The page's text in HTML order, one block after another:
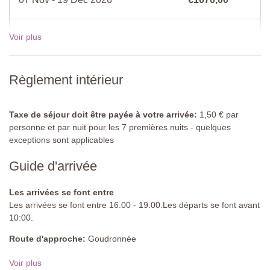
Trois lits simples (peuvent être convertis en un lit double, sur
Chambre 2
Lit double (ne peut pas être converti en lits jumeaux), armoire,
Badezimmer
Dusche, Waschbecken, Bidet, WC.
Barbecue (collectif)
Piscine partagée
Entrée : échelle en métal
Clôturée : Oui
19 Déc - 02 Jan 2027
Voir les tarifs pour 2027
Voir plus
Règlement intérieur
Taxe de séjour doit être payée à votre arrivée: 1,50 € par
personne et par nuit pour les 7 premières nuits - quelques
exceptions sont applicables
Guide d'arrivée
Les arrivées se font entre
Les arrivées se font entre 16:00 - 19:00.Les départs se font avant
10:00.
Route d'approche: Goudronnée
Parking:
Voir plus